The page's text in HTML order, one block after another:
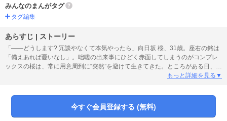
みんなのまんがタグ
タグ編集
あらすじ | ストーリー
「――どうします? 冗談やなくて本気やったら」向日坂 桜、31歳。座右の銘は
「備えあれば憂いなし」。咄嗟の出来事にひどく赤面してしまうのがコンプレ
ックスの桜は、常に用意周到に“突然”を避けて生きてきた。ところがある日、結
婚間近の彼氏にまさかの浮気発覚…! 浮気相手の挑発に赤面して動けなくなる桜
よく見せて。この顔、知ってるん俺だけやんな?」赤くなった頬を覗き込む吉高
に、いつもの冗談だと高を括る桜。けれど――彼の瞳は、どこか本気で…? 突
然が怖いバリキャリ女子×飄々と迫る後輩男子の想定外オフィスラブ!
もっと詳細を見る▼
今すぐ会員登録する (無料)